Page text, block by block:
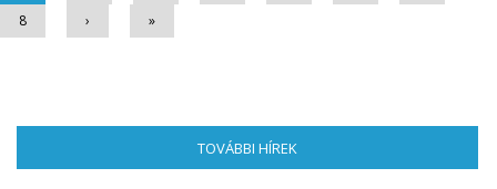
8
› »
TOVÁBBI HÍREK